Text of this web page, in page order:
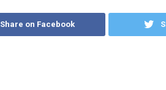
Share on Facebook